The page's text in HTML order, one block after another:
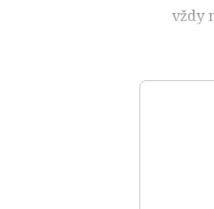
vždy